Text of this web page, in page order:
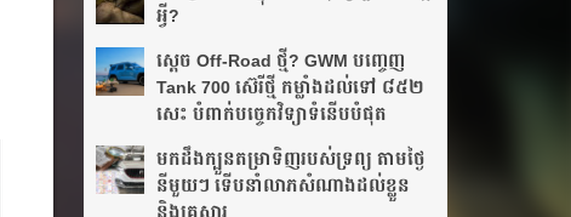
អ្វី?
ស្តេច Off-Road ថ្មី? GWM បញ្ចេញ
Tank 700 ស៊េរីថ្មី កម្លាំងដល់ទៅ ៨៥២
សេះ បំពាក់បច្ចេកវិទ្យាទំនើបបំផុត
មកដឹងក្បួនតម្រាទិញរបស់ទ្រព្យ តាមថ្ងៃ
នីមួយៗ ទើបនាំលាភសំណាងដល់ខ្លួន
និងគ្រួសារ